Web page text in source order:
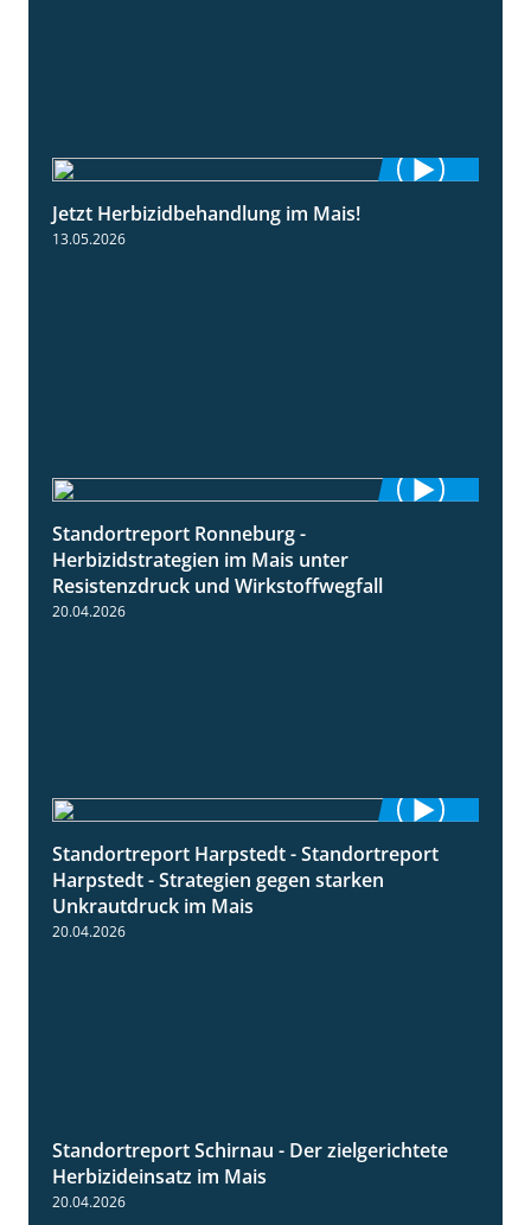
Jetzt Herbizidbehandlung im Mais!
13.05.2026
Standortreport Ronneburg -
Herbizidstrategien im Mais unter
Resistenzdruck und Wirkstoffwegfall
20.04.2026
9:11
Standortreport Harpstedt - Standortreport
Harpstedt - Strategien gegen starken
Unkrautdruck im Mais
20.04.2026
Standortreport Schirnau - Der zielgerichtete
Herbizideinsatz im Mais